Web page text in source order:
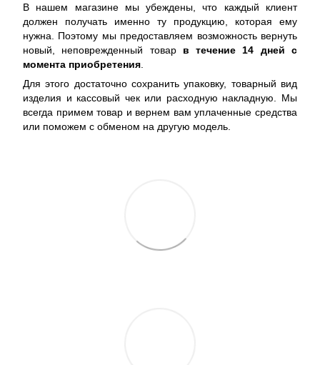
В нашем магазине мы убеждены, что каждый клиент
должен получать именно ту продукцию, которая ему
нужна. Поэтому мы предоставляем возможность вернуть
новый, неповрежденный товар в течение 14 дней с
момента приобретения
Для этого достаточно сохранить упаковку, товарный вид
изделия и кассовый чек или расходную накладную. Мы
всегда примем товар и вернем вам уплаченные средства
или поможем с обменом на другую модель.